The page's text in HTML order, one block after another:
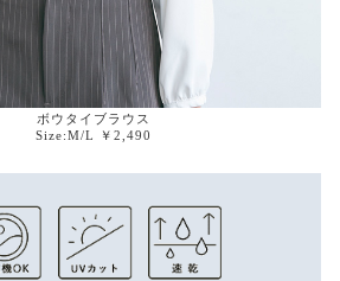
ボウタイブラウス
Size:M/L ￥2,490